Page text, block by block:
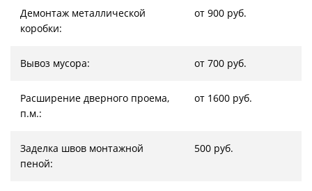
Демонтаж металлической
коробки:
от 900 руб.
Вывоз мусора: от 700 руб.
Расширение дверного проема,
п.м.:
от 1600 руб.
Заделка швов монтажной
пеной:
500 руб.